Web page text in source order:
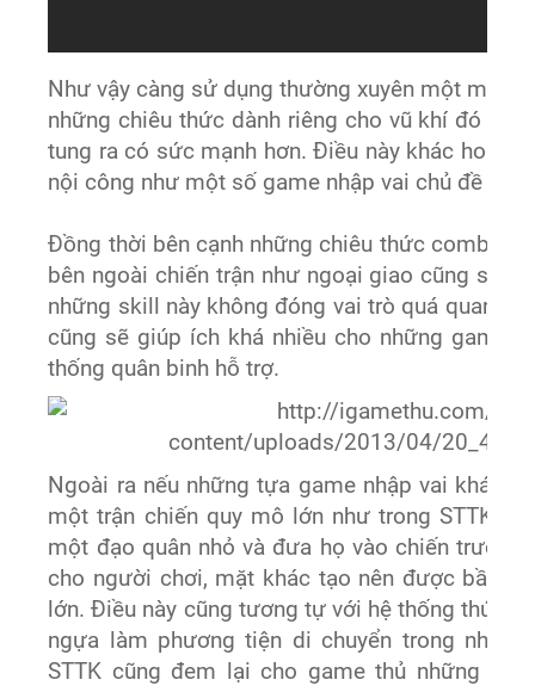
Như vậy càng sử dụng thường xuyên một món
những chiêu thức dành riêng cho vũ khí đó
tung ra có sức mạnh hơn. Điều này khác hoàn
nội công như một số game nhập vai chủ đề
Đồng thời bên cạnh những chiêu thức combat,
bên ngoài chiến trận như ngoại giao cũng sẽ
những skill này không đóng vai trò quá quan
cũng sẽ giúp ích khá nhiều cho những game
thống quân binh hỗ trợ.
Ngoài ra nếu những tựa game nhập vai khác
một trận chiến quy mô lớn như trong STTK,
một đạo quân nhỏ và đưa họ vào chiến
cho người chơi, mặt khác tạo nên được bầu
lớn. Điều này cũng tương tự với hệ thống thú
ngựa làm phương tiện di chuyển trong
STTK cũng đem lại cho game thủ những